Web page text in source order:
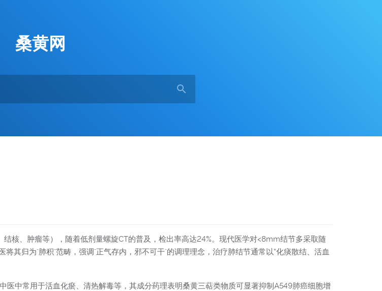
桑黄网
核、肿瘤等），随着低剂量螺旋CT的普及，检出率高达24%。现代医学对<8mm结节多采取随
其归为"肺积"范畴，强调"正气存内，邪不可干"的调理理念，治疗肺结节通常以“化痰散结、活血
中常用于活血化瘀、清热解毒等，其成分药理表明桑黄三萜类物质可显著抑制A549肺癌细胞增